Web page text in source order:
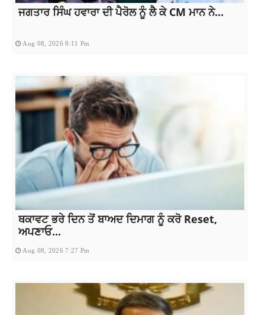
ਜਗਤਾਰ ਸਿੰਘ ਹਵਾਰਾ ਦੀ ਪੈਰੋਲ ਨੂੰ ਲੈ ਕੇ CM ਮਾਨ ਨੇ...
Aug 08, 2026 8:11 Pm
ਥਕਾਵਟ ਭਰੇ ਦਿਨ ਤੋਂ ਬਾਅਦ ਦਿਮਾਗ ਨੂੰ ਕਰੋ Reset,
ਅਪਣਾਓ...
Aug 08, 2026 7:27 Pm